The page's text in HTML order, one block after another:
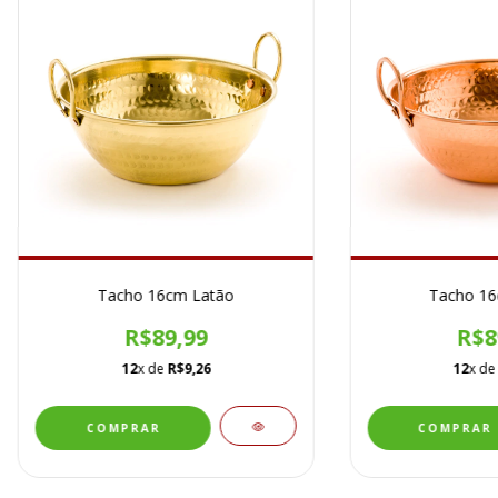
Tacho 16cm Latão
R$89,99
12x de R$9,26
Tacho
12x de